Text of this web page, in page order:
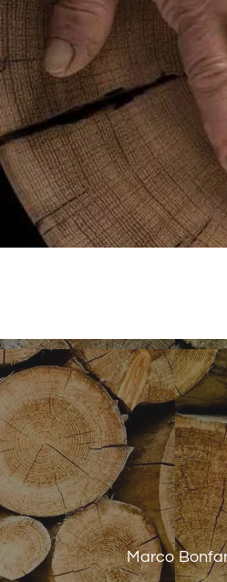
Marco